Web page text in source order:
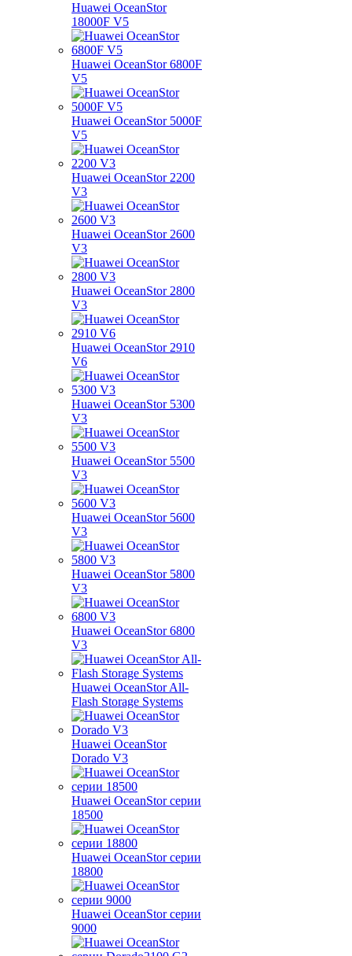
Huawei OceanStor
18000F V5
Huawei OceanStor 6800F
V5
Huawei OceanStor 5000F
V5
Huawei OceanStor 2200
V3
Huawei OceanStor 2600
V3
Huawei OceanStor 2800
V3
Huawei OceanStor 2910
V6
Huawei OceanStor 5300
V3
Huawei OceanStor 5500
V3
Huawei OceanStor 5600
V3
Huawei OceanStor 5800
V3
Huawei OceanStor 6800
V3
Huawei OceanStor All-
Flash Storage Systems
Huawei OceanStor
Dorado V3
Huawei OceanStor серии
18500
Huawei OceanStor серии
18800
Huawei OceanStor серии
9000